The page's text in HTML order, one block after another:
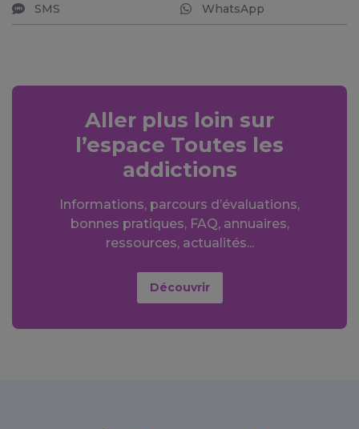
SMS WhatsApp
Aller plus loin sur
l’espace Toutes les
addictions
Informations, parcours d’évaluations,
bonnes pratiques, FAQ, annuaires,
ressources, actualités...
Découvrir